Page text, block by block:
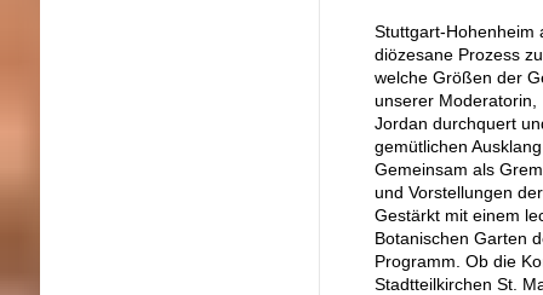
Stuttgart-Hohenheim
diözesane Prozess
welche Größen der
unserer Moderatorin,
Jordan durchquert
gemütlichen
Gemeinsam als
und Vorstellungen
Gestärkt mit einem
Botanischen Garten
Programm. Ob die
Stadtteilkirchen St.